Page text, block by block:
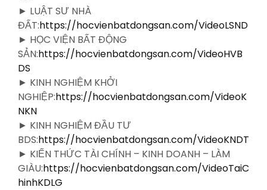
► LUẬT SƯ NHÀ
ĐẤT:https://hocvienbatdongsan.com/VideoLSND
► HỌC VIỆN BẤT ĐỘNG
SẢN:https://hocvienbatdongsan.com/VideoHVB
DS
► KINH NGHIỆM KHỞI
NGHIỆP:https://hocvienbatdongsan.com/VideoK
NKN
► KINH NGHIỆM ĐẦU TƯ
BDS:https://hocvienbatdongsan.com/VideoKNDT
► KIẾN THỨC TÀI CHÍNH – KINH DOANH – LÀM
GIÀU:https://hocvienbatdongsan.com/VideoTaiC
hinhKDLG